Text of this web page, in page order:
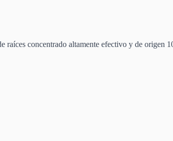
raíces concentrado altamente efectivo y de origen